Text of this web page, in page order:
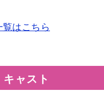
覧はこちら
ャスト